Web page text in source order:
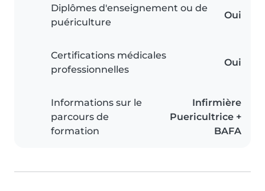
Diplômes d'enseignement ou de
puériculture
Oui
Certifications médicales
professionnelles
Oui
Informations sur le
parcours de
formation
Infirmière
Puericultrice +
BAFA